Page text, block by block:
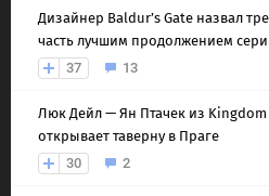
Дизайнер Baldur’s Gate назвал
часть лучшим продолжением
37
13
Люк Дейл — Ян Птачек из Kingdom
открывает таверну в Праге
30
2